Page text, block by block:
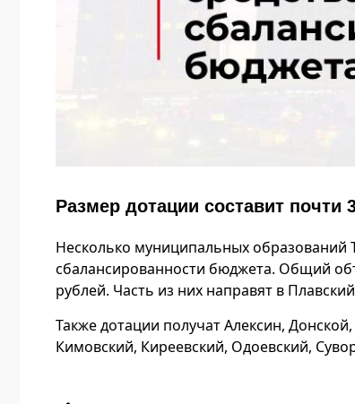
Размер дотации составит почти
Несколько муниципальных образований
сбалансированности бюджета. Общий
рублей. Часть из них направят в
Также дотации получат Алексин,
Кимовский, Киреевский, Одоевский,